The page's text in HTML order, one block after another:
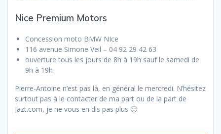
Nice Premium Motors
Concession moto BMW NIce
116 avenue Simone Veil – 04 92 29 42 63
ouverture tous les jours de 8h à 19h sauf le samedi de
9h à 19h
Pierre-Antoine n’est pas là, en général le mercredi. N’hésitez
surtout pas à le contacter de ma part ou de la part de
Jazt.com, je ne vous en dis pas plus 🙂